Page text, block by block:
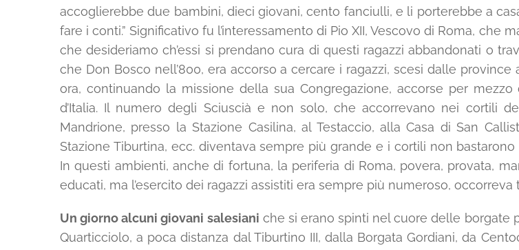
accoglierebbe due bambini, dieci giovani, cento fanciulli, e li porterebbe a
fare i conti.” Significativo fu l’interessamento di Pio XII, Vescovo di Roma, che
che desideriamo ch’essi si prendano cura di questi ragazzi abbandonati o
che Don Bosco nell’800, era accorso a cercare i ragazzi, scesi dalle
ora, continuando la missione della sua Congregazione, accorse per
d’Italia. Il numero degli Sciuscià e non solo, che accorrevano nei cortili
Mandrione, presso la Stazione Casilina, al Testaccio, alla Casa di San
Stazione Tiburtina, ecc. diventava sempre più grande e i cortili non
In questi ambienti, anche di fortuna, la periferia di Roma, povera, provata,
educati, ma l’esercito dei ragazzi assistiti era sempre più numeroso,
Un giorno alcuni giovani salesiani che si erano spinti nel cuore delle borgate
Quarticciolo, a poca distanza dal Tiburtino III, dalla Borgata Gordiani, da